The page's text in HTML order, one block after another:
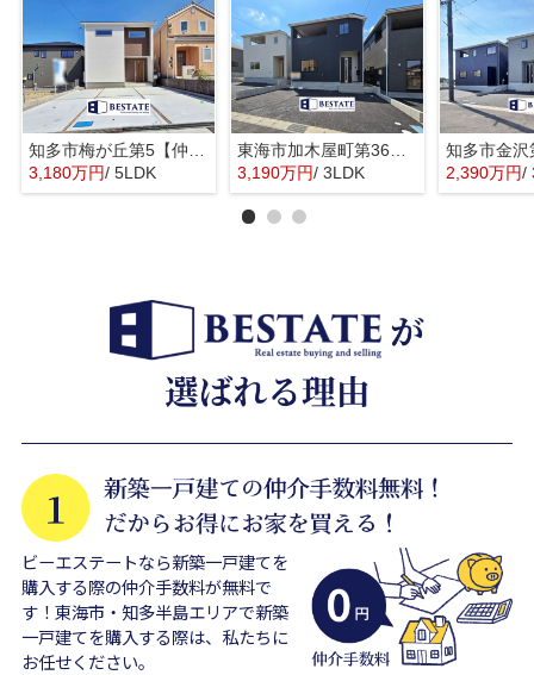
知多市梅が丘第5【仲介手数料0円】
3,180万円/ 5LDK
東海市加木屋町第36の3号棟【仲介手数料0円】
3,190万円/ 3LDK 2,390万円/
ビーエステートなら新築一戸建てを
購入する際の仲介手数料が無料で
す！東海市・知多半島エリアで新築
一戸建てを購入する際は、私たちに
お任せください。